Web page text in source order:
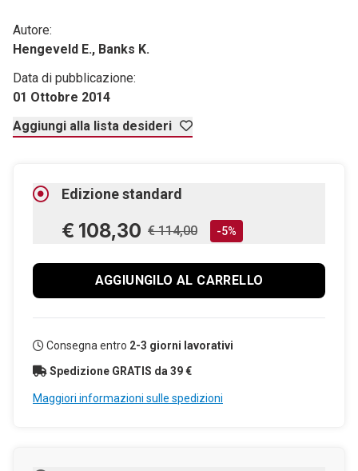
Autore:
Hengeveld E., Banks K.
Data di pubblicazione:
01 Ottobre 2014
Aggiungi alla lista desideri
Edizione standard
€ 108,30 € 114,00 -5%
AGGIUNGILO AL CARRELLO
Consegna entro 2-3 giorni lavorativi
Spedizione GRATIS da 39 €
Maggiori informazioni sulle spedizioni